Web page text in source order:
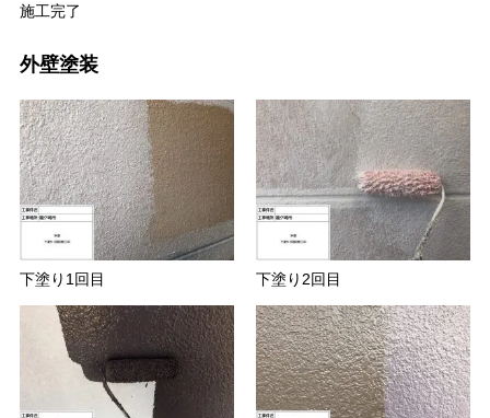
施工完了
外壁塗装
下塗り1回目 下塗り2回目